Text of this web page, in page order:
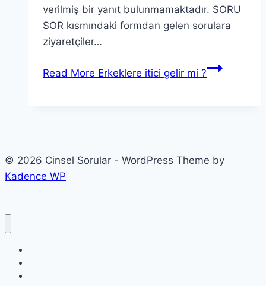
verilmiş bir yanıt bulunmamaktadır. SORU
SOR kısmındaki formdan gelen sorulara
ziyaretçiler…
Read More Erkeklere itici gelir mi ?
© 2026 Cinsel Sorular - WordPress Theme by
Kadence WP